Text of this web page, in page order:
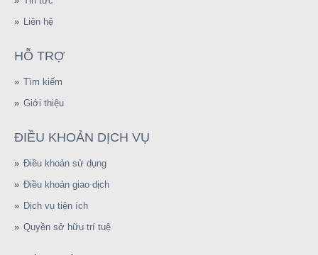
Liên hệ
HỖ TRỢ
Tìm kiếm
Giới thiệu
ĐIỀU KHOẢN DỊCH VỤ
Điều khoản sử dụng
Điều khoản giao dịch
Dịch vụ tiện ích
Quyền sở hữu trí tuệ